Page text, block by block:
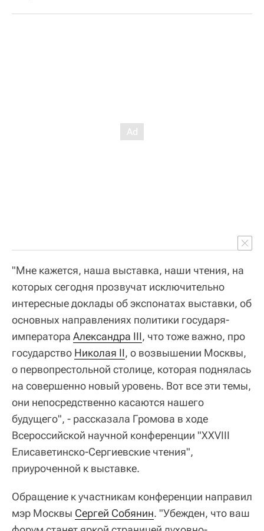
"Мне кажется, наша выставка, наши чтения, на
которых сегодня прозвучат исключительно
интересные доклады об экспонатах выставки, об
основных направлениях политики государя-
императора Александра III, что тоже важно, про
государство Николая II, о возвышении Москвы,
о первопрестольной столице, которая поднялась
на совершенно новый уровень. Вот все эти темы,
они непосредственно касаются нашего
будущего", - рассказала Громова в ходе
Всероссийской научной конференции "ХХVIII
Елисаветинско-Сергиевские чтения",
приуроченной к выставке.
Обращение к участникам конференции направил
мэр Москвы Сергей Собянин. "Убежден, что ваш